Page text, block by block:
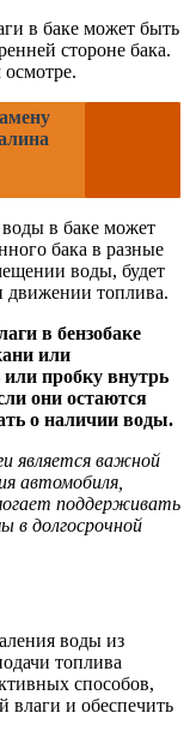
в баке может быть
стороне бака.
в баке может
бака в разные
воды, будет
движении топлива.
в бензобаке
или
пробку внутрь
они остаются
о наличии воды.
является важной
автомобиля,
поддерживать
в долгосрочной
воды из
топлива
способов,
влаги и обеспечить